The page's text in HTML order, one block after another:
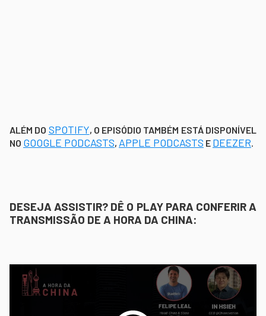
ALÉM DO SPOTIFY, O EPISÓDIO TAMBÉM ESTÁ DISPONÍVEL
NO GOOGLE PODCASTS, APPLE PODCASTS E DEEZER.
DESEJA ASSISTIR? DÊ O PLAY PARA CONFERIR A
TRANSMISSÃO DE A HORA DA CHINA: